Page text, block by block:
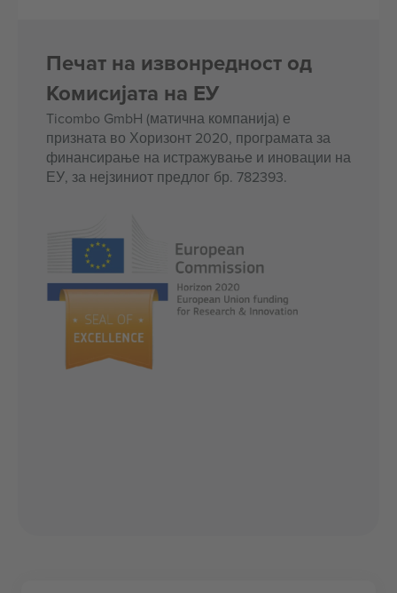
Печат на извонредност од
Комисијата на ЕУ
Ticombo GmbH (матична компанија) е
призната во Хоризонт 2020, програмата за
финансирање на истражување и иновации на
ЕУ, за нејзиниот предлог бр. 782393.